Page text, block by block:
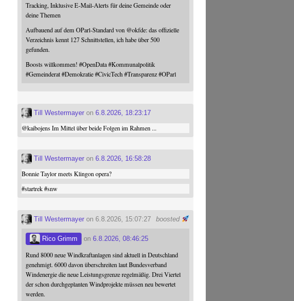
Tracking, Inklusive E-Mail-Alerts für deine Gemeinde oder
deine Themen
Aufbauend auf dem OParl-Standard von @okfde: das offizielle
Verzeichnis kennt 127 Schnittstellen, ich habe über 500
gefunden.
Boosts willkommen!#OpenData #Kommunalpolitik
#Gemeinderat #Demokratie #CivicTech #Transparenz #OParl
Till Westermayer on6.8.2026, 18:23:17
@kaibojensIm Mittel über beide Folgen im Rahmen ...
Till Westermayer on6.8.2026, 16:58:28
Bonnie Taylor meets Klingon opera?
#startrek #snw
boosted
Till Westermayer on 6.8.2026, 15:07:27
Rico Grimm on6.8.2026, 08:46:25
Rund 8000 neue Windkraftanlagen sind aktuell in Deutschland
genehmigt. 6000 davon überschreiten laut Bundesverband
Windenergie die neue Leistungsgrenze regelmäßig. Drei Viertel
der schon durchgeplanten Windprojekte müssen neu bewertet
werden.